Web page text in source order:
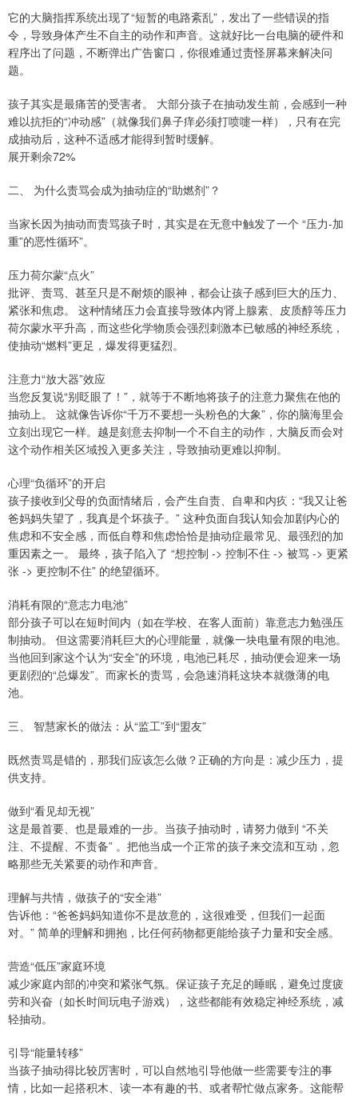
它的大脑指挥系统出现了“短暂的电路紊乱”，发出了一些错误的指
令，导致身体产生不自主的动作和声音。这就好比一台电脑的硬件和
程序出了问题，不断弹出广告窗口，你很难通过责怪屏幕来解决问
题。
孩子其实是最痛苦的受害者。 大部分孩子在抽动发生前，会感到一种
难以抗拒的“冲动感”（就像我们鼻子痒必须打喷嚏一样），只有在完
成抽动后，这种不适感才能得到暂时缓解。
展开剩余72%
二、 为什么责骂会成为抽动症的“助燃剂”？
当家长因为抽动而责骂孩子时，其实是在无意中触发了一个 “压力-加
重”的恶性循环”。
压力荷尔蒙“点火”
批评、责骂、甚至只是不耐烦的眼神，都会让孩子感到巨大的压力、
紧张和焦虑。 这种情绪压力会直接导致体内肾上腺素、皮质醇等压力
荷尔蒙水平升高，而这些化学物质会强烈刺激本已敏感的神经系统，
使抽动“燃料”更足，爆发得更猛烈。
注意力“放大器”效应
当您反复说“别眨眼了！”，就等于不断地将孩子的注意力聚焦在他的
抽动上。 这就像告诉你“千万不要想一头粉色的大象”，你的脑海里会
立刻出现它一样。越是刻意去抑制一个不自主的动作，大脑反而会对
这个动作相关区域投入更多关注，导致抽动更难以抑制。
心理“负循环”的开启
孩子接收到父母的负面情绪后，会产生自责、自卑和内疚：“我又让爸
爸妈妈失望了，我真是个坏孩子。” 这种负面自我认知会加剧内心的
焦虑和不安全感，而低自尊和焦虑恰恰是抽动症最常见、最强烈的加
重因素之一。 最终，孩子陷入了 “想控制 -> 控制不住 -> 被骂 -> 更紧
张 -> 更控制不住” 的绝望循环。
消耗有限的“意志力电池”
部分孩子可以在短时间内（如在学校、在客人面前）靠意志力勉强压
制抽动。 但这需要消耗巨大的心理能量，就像一块电量有限的电池。
当他回到家这个认为“安全”的环境，电池已耗尽，抽动便会迎来一场
更剧烈的“总爆发”。而家长的责骂，会急速消耗这块本就微薄的电
池。
三、 智慧家长的做法：从“监工”到“盟友”
既然责骂是错的，那我们应该怎么做？正确的方向是：减少压力，提
供支持。
做到“看见却无视”
这是最首要、也是最难的一步。当孩子抽动时，请努力做到 “不关
注、不提醒、不责备” 。把他当成一个正常的孩子来交流和互动，忽
略那些无关紧要的动作和声音。
理解与共情，做孩子的“安全港”
告诉他：“爸爸妈妈知道你不是故意的，这很难受，但我们一起面
对。” 简单的理解和拥抱，比任何药物都更能给孩子力量和安全感。
营造“低压”家庭环境
减少家庭内部的冲突和紧张气氛。保证孩子充足的睡眠，避免过度疲
劳和兴奋（如长时间玩电子游戏），这些都能有效稳定神经系统，减
轻抽动。
引导“能量转移”
当孩子抽动得比较厉害时，可以自然地引导他做一些需要专注的事
情，比如一起搭积木、读一本有趣的书、或者帮忙做点家务。这能帮